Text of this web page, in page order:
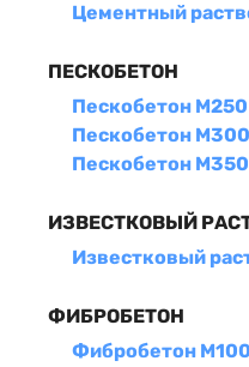
Цементный
ПЕСКОБЕТОН
Пескобетон М250
Пескобетон М300
Пескобетон М350
ИЗВЕСТКОВЫЙ
Известковый
ФИБРОБЕТОН
Фибробетон М100